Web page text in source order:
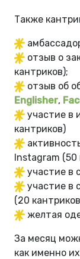
Также
отзыв о
кантриков);
отзыв об
Englisher,
участие в
кантриков)
Instagram (50
участие в
участие в
(20
желтая
За месяц
как именно